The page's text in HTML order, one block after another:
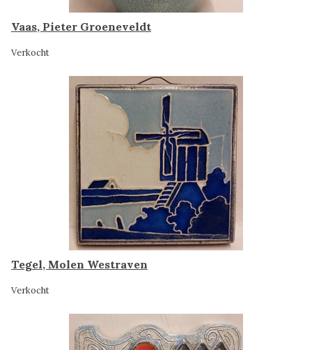
Vaas, Pieter Groeneveldt
Verkocht
Tegel, Molen Westraven
Verkocht